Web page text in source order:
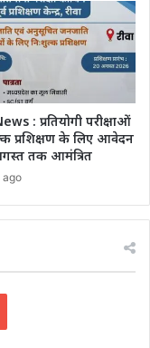
: प्रतियोगी परीक्षाओं
प्रशिक्षण के लिए आवेदन
तक आमंत्रित
ago